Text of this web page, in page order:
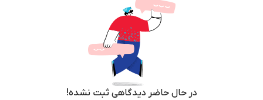
در حال حاضر دیدگاهی ثبت نشده!